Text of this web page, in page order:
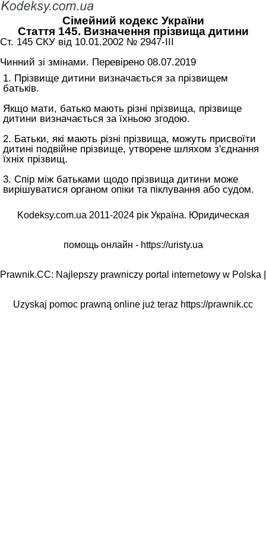
Сімейний кодекс України
Стаття 145. Визначення прізвища дитини
Ст. 145 СКУ від 10.01.2002 № 2947-III
Чинний зі змінами. Перевірено 08.07.2019
1. Прізвище дитини визначається за прізвищем
батьків.
Якщо мати, батько мають різні прізвища, прізвище
дитини визначається за їхньою згодою.
2. Батьки, які мають різні прізвища, можуть присвоїти
дитині подвійне прізвище, утворене шляхом з'єднання
їхніх прізвищ.
3. Спір між батьками щодо прізвища дитини може
вирішуватися органом опіки та піклування або судом.
Kodeksy.com.ua 2011-2024 рік Україна. Юридическая
помощь онлайн - https://uristy.ua
Prawnik.CC: Najlepszy prawniczy portal internetowy w Polska |
Uzyskaj pomoc prawną online już teraz https://prawnik.cc